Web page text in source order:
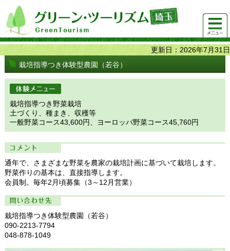
グリーンツーリズム埼玉 緑豊かな農山村で 楽しく！
美味しく！
メニュ
ー
更新日：2026年7月31日
栽培指導つき体験型農園（若谷）
体験メニュー
栽培指導つき野菜栽培
土づくり、種まき、収穫等
一般野菜コース43,600円、ヨーロッパ野菜コース45,760円
コメント
通年で、さまざまな野菜を農家の栽培計画に基づいて栽培します。
野菜作りの基本は、直接指導します。
会員制。毎年2月頃募集（3～12月営業）
問い合わせ先
栽培指導つき体験型農園（若谷）
090-2213-7794
048-878-1049